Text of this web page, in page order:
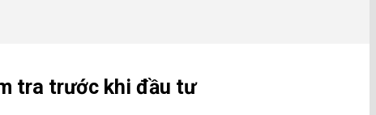
tra trước khi đầu tư